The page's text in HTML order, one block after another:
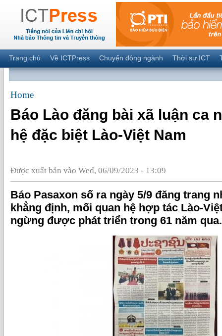
Trang chủ Về ICTPress Chuyển động ngành Thời sự ICT
Home
Báo Lào đăng bài xã luận ca
hệ đặc biệt Lào-Việt Nam
Được xuất bản vào Wed, 06/09/2023 - 13:09
Báo Pasaxon số ra ngày 5/9 đăng trang
khẳng định, mối quan hệ hợp tác Lào-
ngừng được phát triển trong 61 năm qua.